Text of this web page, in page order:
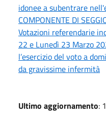
idonee a subentrare
COMPONENTE DI
Votazioni referendarie
22 e Lunedì 23 Marzo
l’esercizio del voto a
da gravissime infermità
Ultimo aggiornamento: